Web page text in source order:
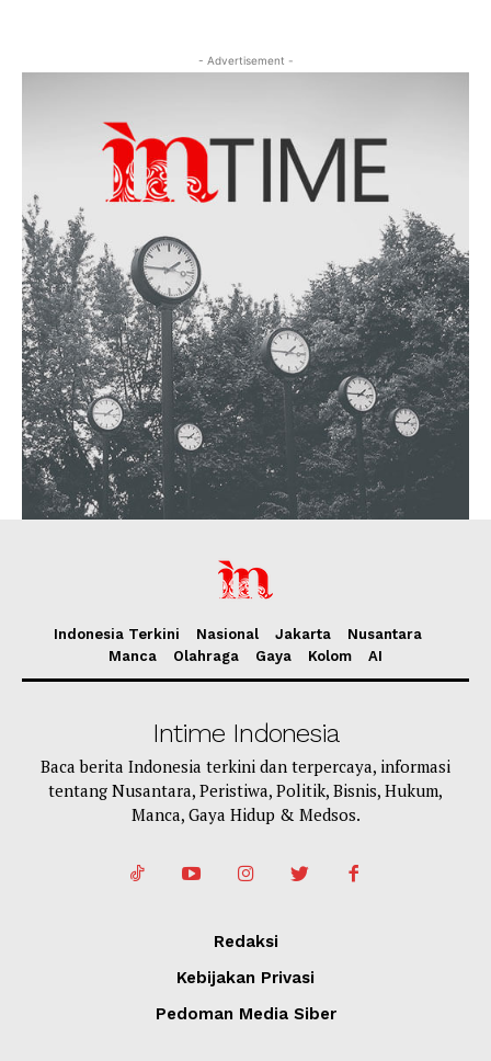
- Advertisement -
Indonesia Terkini Nasional Jakarta
Nusantara
Manca
Olahraga Gaya Kolom AI
Intime Indonesia
Baca berita Indonesia terkini dan terpercaya, informasi
tentang Nusantara, Peristiwa, Politik, Bisnis, Hukum,
Manca, Gaya Hidup & Medsos.
Redaksi
Kebijakan Privasi
Pedoman Media Siber